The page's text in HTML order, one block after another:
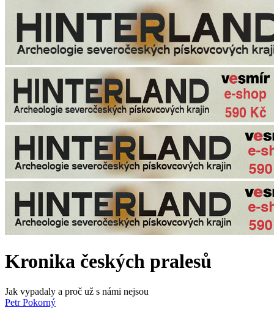
Kronika českých pralesů
Jak vypadaly a proč už s námi nejsou
Petr Pokorný